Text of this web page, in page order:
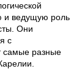
и ведущую роль
Они
с
самые разные